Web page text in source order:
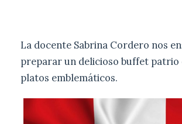
La docente Sabrina Cordero nos
preparar un delicioso buffet patrio
platos emblemáticos.